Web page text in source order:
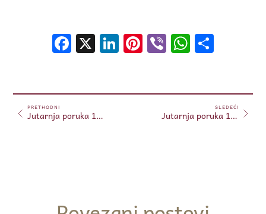
Facebook
X LinkedIn
Pinterest
Viber
PRETHODNI
Jutarnja poruka 17.03.2025.
SLEDEĆI
Jutarnja poruka 18.03.2025.